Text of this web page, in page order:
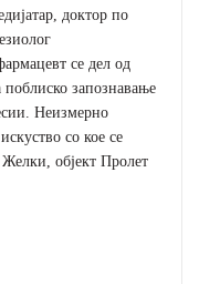
доктор по
се дел од
запознавање
Неизмерно
со кое се
Желки, објект Пролет